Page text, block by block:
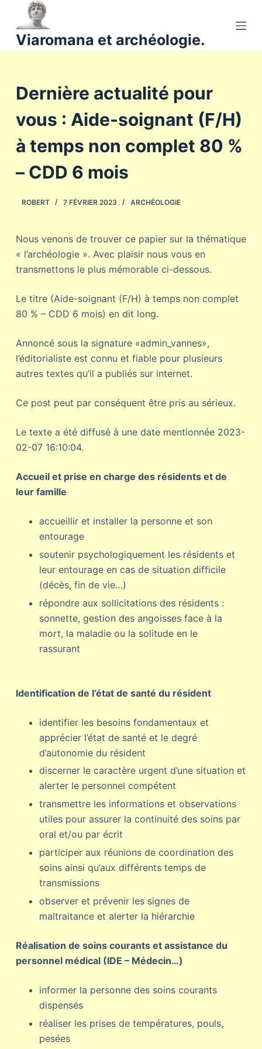
a
u
o
Viaromana et archéologie.
Dernière actualité pour
vous : Aide-soignant (F/H)
à temps non complet 80 %
– CDD 6 mois
ROBERT 7 FÉVRIER 2023 ARCHÉOLOGIE
Nous venons de trouver ce papier sur la thématique
« l’archéologie ». Avec plaisir nous vous en
transmettons le plus mémorable ci-dessous.
Le titre (Aide-soignant (F/H) à temps non complet
80 % – CDD 6 mois) en dit long.
Annoncé sous la signature «admin_vannes»,
l’éditorialiste est connu et fiable pour plusieurs
autres textes qu’il a publiés sur internet.
Ce post peut par conséquent être pris au sérieux.
Le texte a été diffusé à une date mentionnée 2023-
02-07 16:10:04.
Accueil et prise en charge des résidents et de
leur famille
accueillir et installer la personne et son
entourage
soutenir psychologiquement les résidents et
leur entourage en cas de situation difficile
(décès, fin de vie…)
répondre aux sollicitations des résidents :
sonnette, gestion des angoisses face à la
mort, la maladie ou la solitude en le
rassurant
Identification de l’état de santé du résident
identifier les besoins fondamentaux et
apprécier l’état de santé et le degré
d’autonomie du résident
discerner le caractère urgent d’une situation et
alerter le personnel compétent
transmettre les informations et observations
utiles pour assurer la continuité des soins par
oral et/ou par écrit
participer aux réunions de coordination des
soins ainsi qu’aux différents temps de
transmissions
observer et prévenir les signes de
maltraitance et alerter la hiérarchie
Réalisation de soins courants et assistance du
personnel médical (IDE – Médecin…)
informer la personne des soins courants
dispensés
réaliser les prises de températures, pouls,
pesées